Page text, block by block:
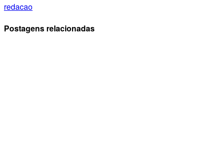
redacao
Postagens relacionadas